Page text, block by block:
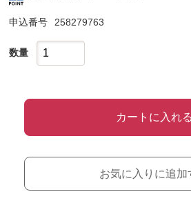
申込番号 258279763
数量
カートに入れる
お気に入りに追加